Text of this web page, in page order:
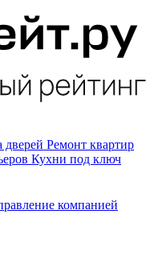
дверей Ремонт квартир
Кухни под ключ
компанией